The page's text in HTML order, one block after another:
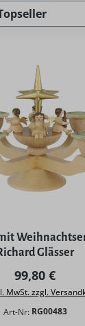
Glässer
Regulärer
99,80 €
MwSt. zzgl.
Art-Nr: RG00483